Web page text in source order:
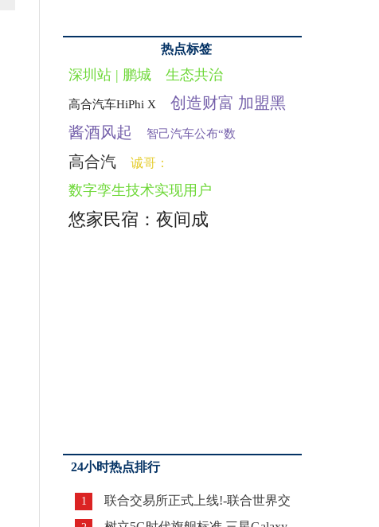
热点标签
深圳站 | 鹏城 生态共治
高合汽车HiPhi X
创造财富 加盟黑
酱酒风起
智己汽车公布“数
高合汽 诚哥：
数字孪生技术实现用户
悠家民宿：夜间成
24小时热点排行
1
联合交易所正式上线!-联合世界交